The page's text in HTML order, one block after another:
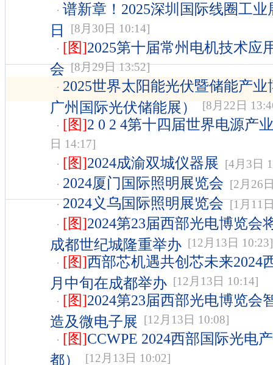
· 谱新章！2025深圳国际线圈工业
日
[8月30日 10:14]
· [图]2025第十届常州电机技术应
会[8月29日 13:52]
· 2025世界太阳能光伏暨储能产业
广州国际光伏储能展）
[8月22日
· [图]2 0 2 4第十四届世界电源产
日 14:17]
· [图]2024成渝双城仪器展 [4月3日
· 2024厦门国际照明展览会 [2月26
· 2024义乌国际照明展览会 [1月11
· [图]2024第23届西部光电博览会
成都世纪城隆重举办 [12月13日 10:23]
· [图]西部芯机遇共创芯未来2024
月中旬在成都举办 [12月13日 10:14]
· [图]2024第23届西部光电博览会
造及微电子展 [12月13日 10:08]
· [图]CCWPE 2024西部国际光电
都）
[12月13日 10:02]